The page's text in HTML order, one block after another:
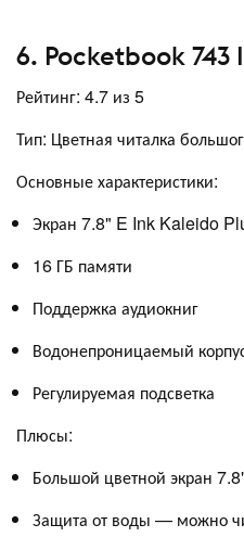
6. Pocketbook 743
Рейтинг: 4.7 из 5
Тип: Цветная читалка
Основные характеристики:
Экран 7.8" E Ink Kaleido
16 ГБ памяти
Поддержка аудиокниг
Водонепроницаемый
Регулируемая подсветка
Плюсы:
Большой цветной экран
Защита от воды — можно